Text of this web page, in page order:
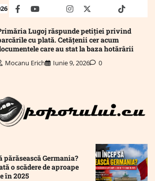
facebookyoutubeMailinstagram
twitter truthtiktok
Lugoj răspunde petiției privind
cu plată. Cetățenii cer acum
care au stat la baza hotărârii
Mocanu Erich Iunie 9, 2026 0
Germania?
o scădere de aproape
în 2025